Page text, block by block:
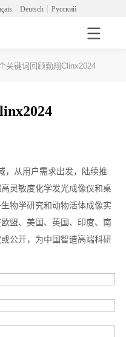
Deutsch Русский
关键词回顾勤翔Clinx2024